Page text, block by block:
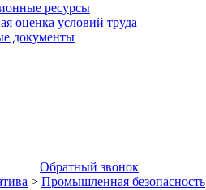
ресурсы
оценка условий труда
документы
Обратный звонок
> Промышленная безопасность